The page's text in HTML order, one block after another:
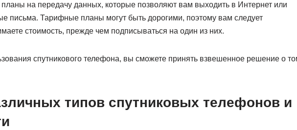
на передачу данных, которые позволяют вам выходить в Интернет или
письма. Тарифные планы могут быть дорогими, поэтому вам следует
стоимость, прежде чем подписываться на один из них.
спутникового телефона, вы сможете принять взвешенное решение о
типов спутниковых телефонов и